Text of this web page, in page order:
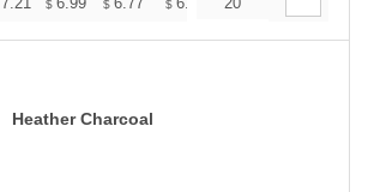
$ $ $ $
Heather Charcoal